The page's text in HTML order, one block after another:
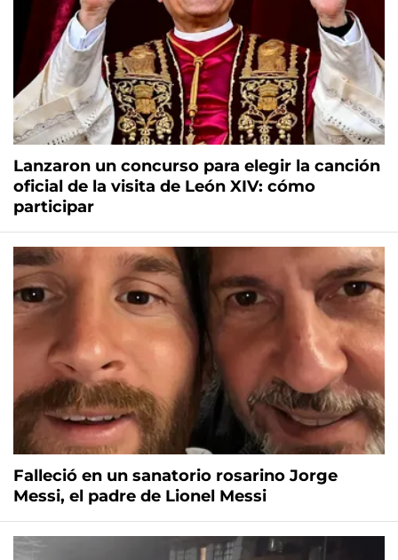
Lanzaron un concurso para elegir la canción
oficial de la visita de León XIV: cómo
participar
Falleció en un sanatorio rosarino Jorge
Messi, el padre de Lionel Messi